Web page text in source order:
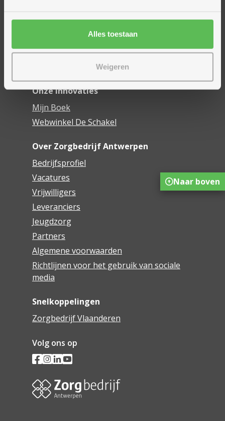
Alles toestaan
Weigeren
Assistentiewoningen
Woonzorgcentra
Financieel comfort
Onze innovaties
Mijn Boek
Webwinkel De Schakel
Over Zorgbedrijf Antwerpen
Bedrijfsprofiel
Vacatures
Vrijwilligers
Leveranciers
Jeugdzorg
Partners
Algemene voorwaarden
Richtlijnen voor het gebruik van sociale
media
Snelkoppelingen
Zorgbedrijf Vlaanderen
Volg ons op
Naar boven